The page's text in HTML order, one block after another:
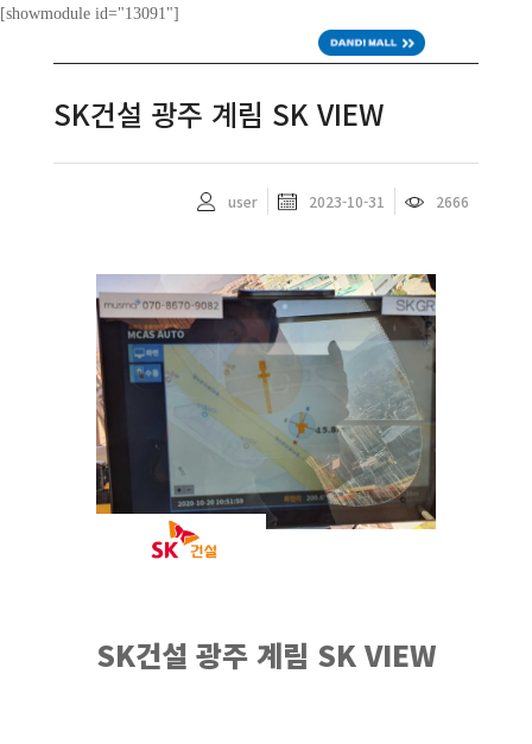
[showmodule id="13091"]
SK건설 광주 계림 SK VIEW
user 2023-10-31 2666
SK건설 광주 계림 SK VIEW